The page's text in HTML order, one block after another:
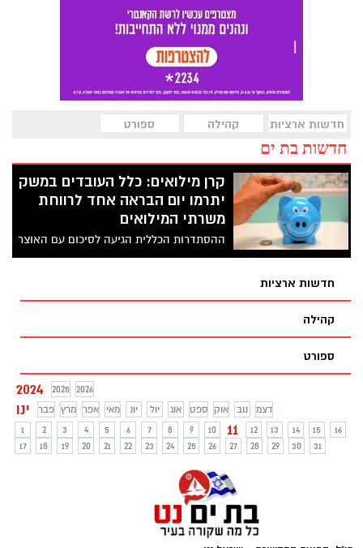
חדשות ארציות קהילה ספורט
חדשות בת ים
קרן מילואים: כלל העובדים במשק
יתרמו יום הבראה אחד לרווחת
משרתי המילואים
ההסתדרות הכללית הגיעה לסיכום עם האוצר
על שכר המינימום, שיעלה כמתוכנן בחודש
חדשות ארציות
קהילה
ספורט
2024 2025 2026
ינו פבר מרץ אפר מאי יונ יול אוג ספט אוק נוב
דצמ
1
2 3 4 5 6 7 8 9 10 11 12 13 14 15
16
17
18 19 20 21 22 23 24 25 26 27 28 29 30 31